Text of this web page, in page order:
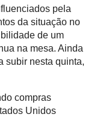
pela
da situação no
de um
na mesa. Ainda
subir nesta quinta,
compras
Unidos